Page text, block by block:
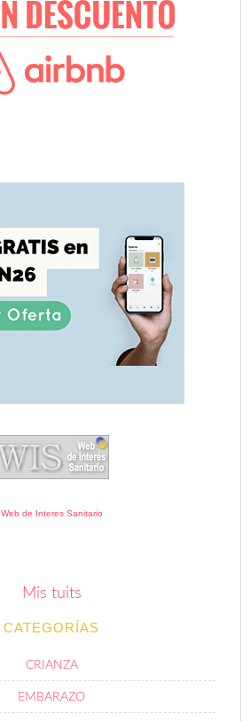
Web de Interes Sanitario
Mis tuits
CATEGORÍAS
CRIANZA
EMBARAZO